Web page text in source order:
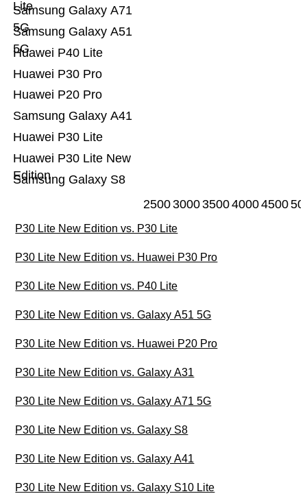
Samsung Galaxy S8
Huawei P30 Lite New
Edition
Huawei P30 Lite
Samsung Galaxy A41
Huawei P20 Pro
Huawei P30 Pro
Huawei P40 Lite
Samsung Galaxy A51
5G
Samsung Galaxy A71
5G
Lite
25003000350040004500
P30 Lite New Edition vs. P30 Lite
P30 Lite New Edition vs. Huawei P30 Pro
P30 Lite New Edition vs. P40 Lite
P30 Lite New Edition vs. Galaxy A51 5G
P30 Lite New Edition vs. Huawei P20 Pro
P30 Lite New Edition vs. Galaxy A31
P30 Lite New Edition vs. Galaxy A71 5G
P30 Lite New Edition vs. Galaxy S8
P30 Lite New Edition vs. Galaxy A41
P30 Lite New Edition vs. Galaxy S10 Lite